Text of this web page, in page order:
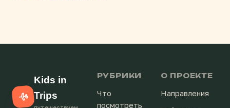
Kids in
Trips
РУБРИКИ
Что
посмотреть
О ПРОЕКТЕ
Направления